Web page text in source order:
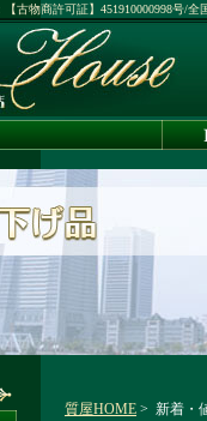
【古物商許可証】451910000998号
質屋HOME > 新着・